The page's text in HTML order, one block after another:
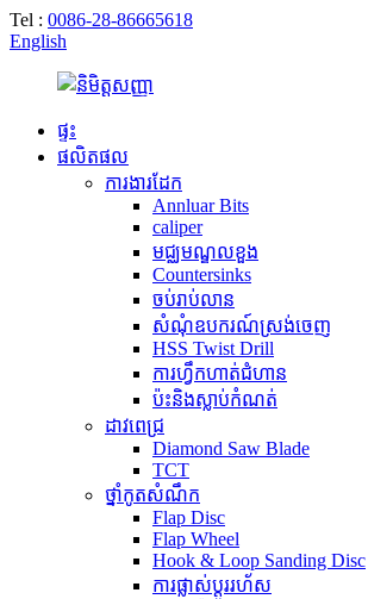
Tel : 0086-28-86665618
English
ផ្ទះ
ផលិតផល
ការងារដែក
Annluar Bits
caliper
មជ្ឈមណ្ឌលខួង
Countersinks
ចប់​រាប់លាន
សំណុំឧបករណ៍ស្រង់ចេញ
HSS Twist Drill
ការហ្វឹកហាត់ជំហាន
ប៉ះនិងស្លាប់កំណត់
ដាវពេជ្រ
Diamond Saw Blade
TCT
ថ្នាំកូតសំណឹក
Flap Disc
Flap Wheel
Hook & Loop Sanding Disc
ការផ្លាស់ប្តូររហ័ស